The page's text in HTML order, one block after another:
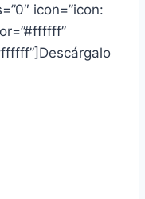
icon=”icon: